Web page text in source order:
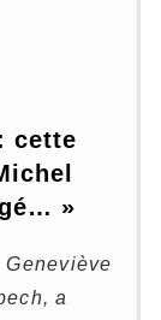
cette
»
a